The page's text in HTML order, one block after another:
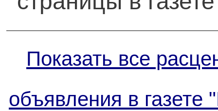
Показать все
объявления в газете